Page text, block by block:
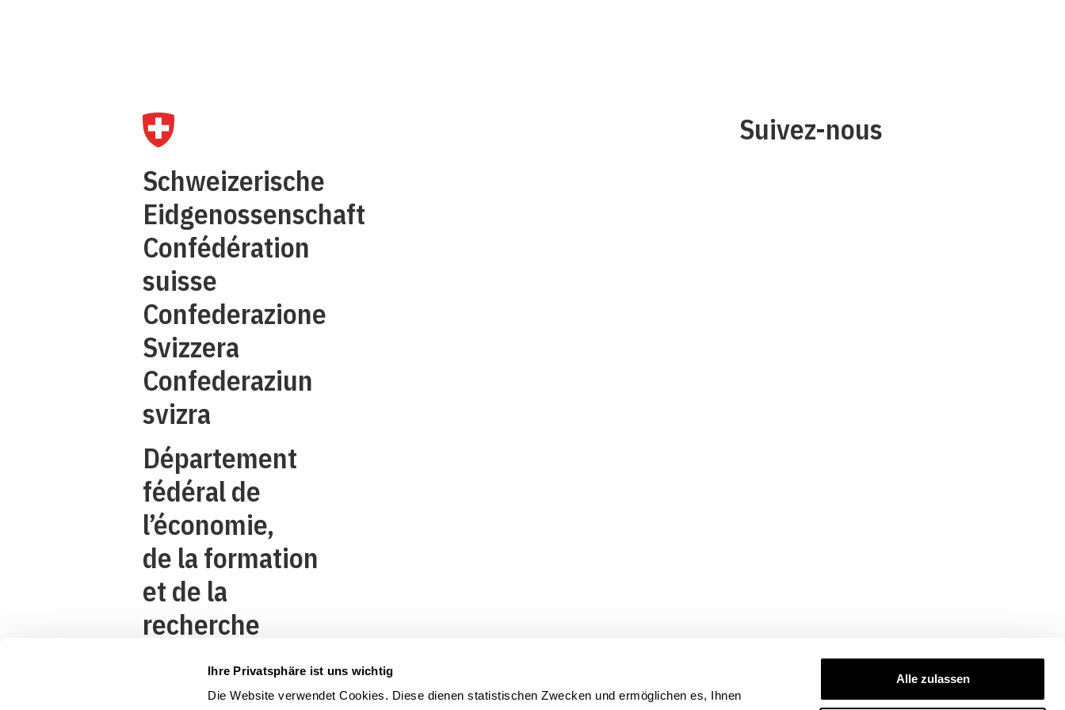
Ihre Privatsphäre ist uns wichtig
Die Website verwendet Cookies. Diese dienen statistischen Zwecken und ermöglichen es, Ihnen
Alle zulassen
Schweizerische
Eidgenossenschaft
Confédération
suisse
Confederazione
Svizzera
Confederaziun
svizra
Département
fédéral de
l’économie,
de la formation
et de la
recherche
Secrétariat
Suivez-nous